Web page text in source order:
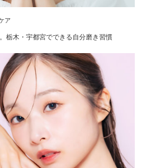
ア
栃木・宇都宮でできる自分磨き習慣